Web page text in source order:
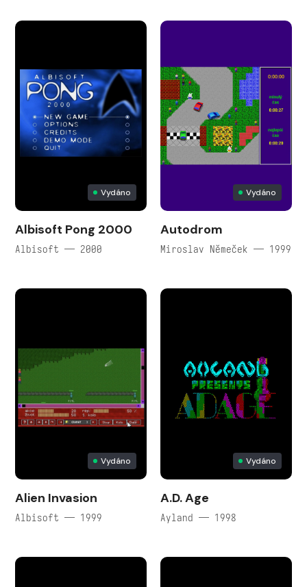
Vydáno
Albisoft Pong 2000
Albisoft — 2000
Vydáno
Autodrom
Miroslav Němeček — 1999
Vydáno
Alien Invasion
Albisoft — 1999
Vydáno
A.D. Age
Ayland — 1998